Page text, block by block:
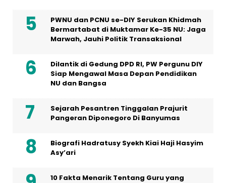
PWNU dan PCNU se-DIY Serukan Khidmah
Bermartabat di Muktamar Ke-35 NU: Jaga
Marwah, Jauhi Politik Transaksional
Dilantik di Gedung DPD RI, PW Pergunu DIY
Siap Mengawal Masa Depan Pendidikan
NU dan Bangsa
Sejarah Pesantren Tinggalan Prajurit
Pangeran Diponegoro Di Banyumas
Biografi Hadratusy Syekh Kiai Haji Hasyim
Asy’ari
10 Fakta Menarik Tentang Guru yang